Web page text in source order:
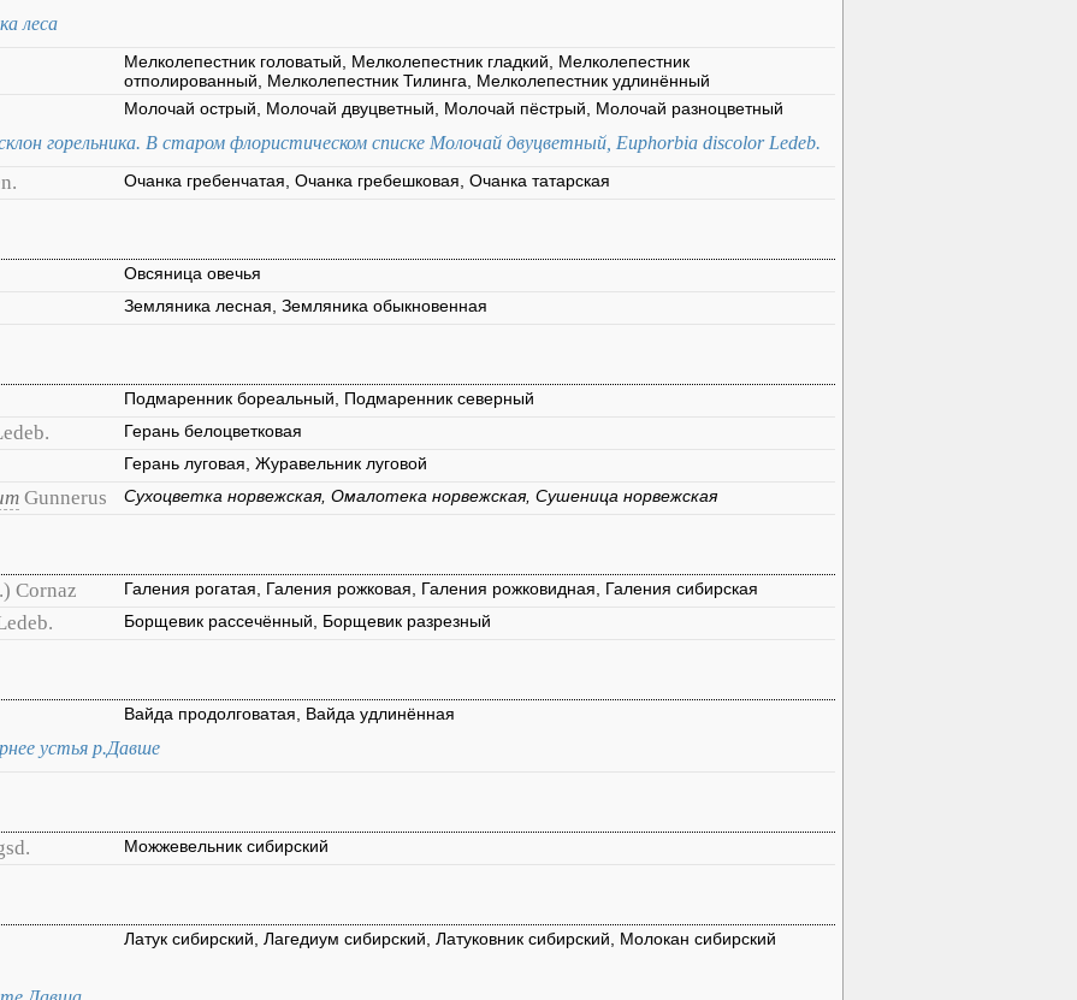
леса
Мелколепестник головатый, Мелколепестник гладкий, Мелколепестник
отполированный, Мелколепестник Тилинга, Мелколепестник удлинённый
Молочай острый, Молочай двуцветный, Молочай пёстрый, Молочай разноцветный
горельника. В старом флористическом списке Молочай двуцветный, Euphorbia discolor Ledeb.
Очанка гребенчатая, Очанка гребешковая, Очанка татарская
Овсяница овечья
Земляника лесная, Земляника обыкновенная
Подмаренник бореальный, Подмаренник северный
Герань белоцветковая
Герань луговая, Журавельник луговой
Gunnerus Сухоцветка норвежская, Омалотека норвежская, Сушеница норвежская
Cornaz
Галения рогатая, Галения рожковая, Галения рожковидная, Галения сибирская
Борщевик рассечённый, Борщевик разрезный
Вайда продолговатая, Вайда удлинённая
устья р.Давше
Можжевельник сибирский
Латук сибирский, Лагедиум сибирский, Латуковник сибирский, Молокан сибирский